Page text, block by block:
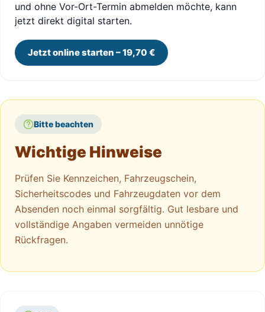
und ohne Vor-Ort-Termin abmelden möchte, kann
jetzt direkt digital starten.
Jetzt online starten – 19,70 €
Bitte beachten
Wichtige Hinweise
Prüfen Sie Kennzeichen, Fahrzeugschein,
Sicherheitscodes und Fahrzeugdaten vor dem
Absenden noch einmal sorgfältig. Gut lesbare und
vollständige Angaben vermeiden unnötige
Rückfragen.